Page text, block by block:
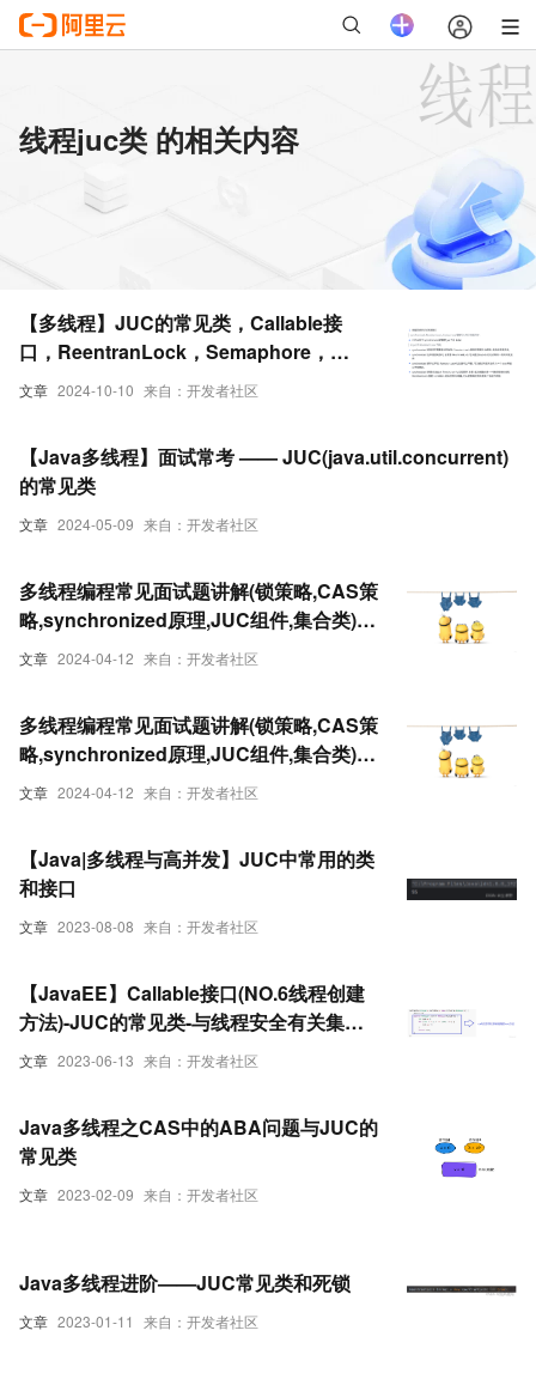
线程juc类 的相关内容
文章 2024-10-10 来自：开发者社区
【多线程】JUC的常见类，Callable接
口，ReentranLock，Semaphore，
CountDownLatch
文章 2024-05-09 来自：开发者社区
【Java多线程】面试常考 —— JUC(java.util.concurrent)
的常见类
文章 2024-04-12 来自：开发者社区
多线程编程常见面试题讲解(锁策略,CAS策
略,synchronized原理,JUC组件,集合类)
（下）
文章 2024-04-12 来自：开发者社区
多线程编程常见面试题讲解(锁策略,CAS策
略,synchronized原理,JUC组件,集合类)
（上）
文章 2023-08-08 来自：开发者社区
【Java|多线程与高并发】JUC中常用的类
和接口
文章 2023-06-13 来自：开发者社区
【JavaEE】Callable接口(NO.6线程创建
方法)-JUC的常见类-与线程安全有关集合
类
文章 2023-02-09 来自：开发者社区
Java多线程之CAS中的ABA问题与JUC的
常见类
文章 2023-01-11 来自：开发者社区
Java多线程进阶——JUC常见类和死锁